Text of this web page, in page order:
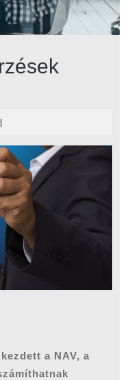
|
a NAV, a